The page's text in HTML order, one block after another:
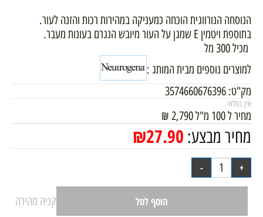
הנוסחה הנורווגית הוכחה כמעניקה במהירות רכות והזנה לעור.
בתוספת ויטמין E שמגן על העור מיובש הנגרם בעונות מעבר.
מכיל 300 מל
למוצרים נוספים מבית המותג :
מק"ט: 3574660676396
אין במלאי
מחיר ל 100 מ"ל 2,790
₪
מחיר מבצע: ₪27.90
הוסף לסל
קניה מהירה